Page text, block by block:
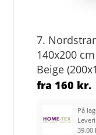
7.
140x200
Beige
fra 160 kr.
På
39.00